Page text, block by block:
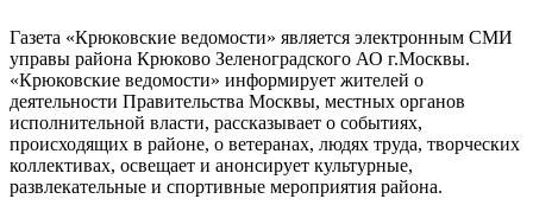
Газета «Крюковские ведомости» является электронным СМИ
управы района Крюково Зеленоградского АО г.Москвы.
«Крюковские ведомости» информирует жителей о
деятельности Правительства Москвы, местных органов
исполнительной власти, рассказывает о событиях,
происходящих в районе, о ветеранах, людях труда, творческих
коллективах, освещает и анонсирует культурные,
развлекательные и спортивные мероприятия района.